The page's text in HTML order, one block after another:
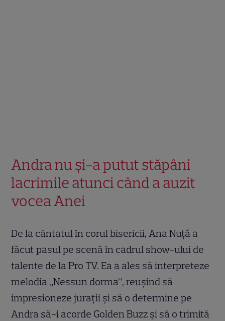
Andra nu și-a putut stăpâni
lacrimile atunci când a auzit
vocea Anei
De la cântatul în corul bisericii, Ana Nuță a
făcut pasul pe scenă în cadrul show-ului de
talente de la Pro TV. Ea a ales să interpreteze
melodia „Nessun dorma”, reușind să
impresioneze jurații și să o determine pe
Andra să-i acorde Golden Buzz și să o trimită